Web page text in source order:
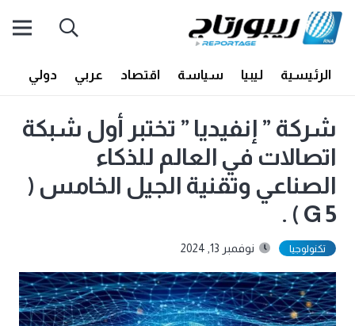
الرئيسية ليبيا سياسة اقتصاد عربي دولي
شركة ” إنفيديا ” تختبر أول شبكة
اتصالات في العالم للذكاء
الصناعي وتقنية الجيل الخامس (
5 G ) .
تكنولوجيا نوفمبر 13, 2024